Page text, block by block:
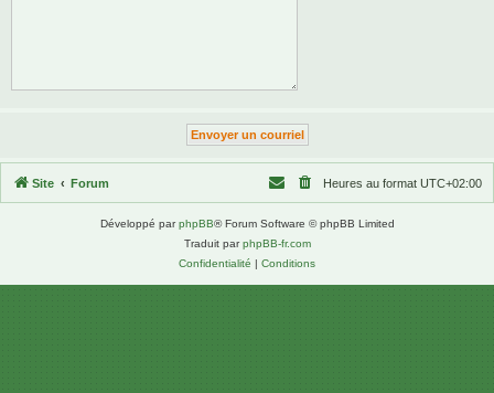
Site Forum Heures au format UTC+02:00
Développé parphpBB® Forum Software © phpBB Limited
Traduit parphpBB-fr.com
Confidentialité | Conditions